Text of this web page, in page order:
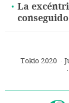
La
Tokio 2020